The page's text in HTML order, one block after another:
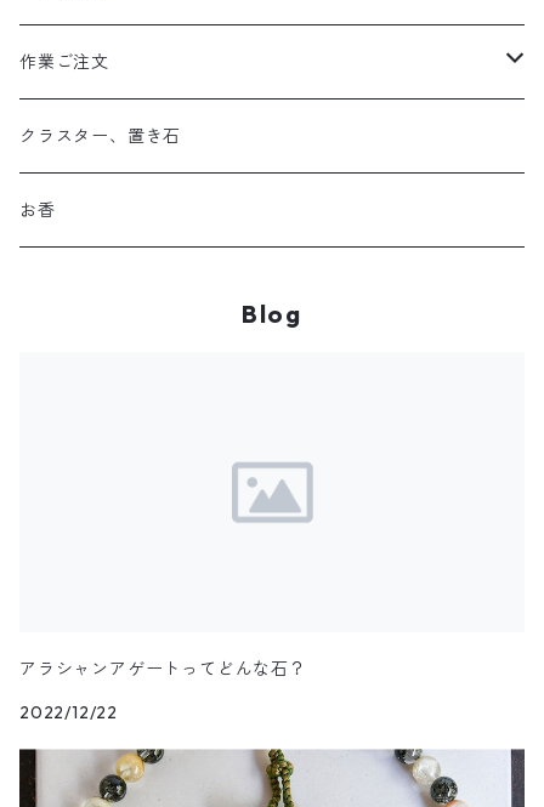
作業ご注文
お守り数珠
お守り数珠ブレスレット
クラスター、置き石
お香
Blog
アラシャンアゲートってどんな石？
2022/12/22